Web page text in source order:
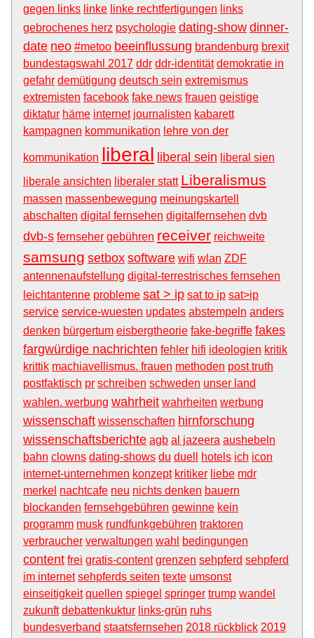
gegen links linke linke rechtfertigungen links
gebrochenes herz psychologie dating-showdinner-
date neo #metoo beeinflussung brandenburg brexit
bundestagswahl 2017 ddr ddr-identität demokratie in
gefahr demütigung deutsch sein extremismus
extremisten facebook fake news frauen geistige
diktatur häme internet journalisten kabarett
kampagnen kommunikation lehre von der
kommunikation liberal liberal sein liberal sien
liberale ansichten liberaler statt Liberalismus
massen massenbewegung meinungskartell
abschalten digital fernsehen digitalfernsehen dvb
dvb-s fernseher gebühren receiver reichweite
samsung setboxsoftware wifi wlan ZDF
antennenaufstellung digital-terrestrisches fernsehen
leichtantenne probleme sat > ip sat to ip sat>ip
service service-wuesten updates abstempeln anders
denken bürgertum eisbergtheorie fake-begriffe fakes
fargwürdige nachrichten fehler hifi ideologien kritik
krittik machiavellismus. frauen methoden post truth
postfaktisch pr schreiben schweden unser land
wahlen. werbung wahrheit wahrheiten werbung
wissenschaft wissenschaften hirnforschung
wissenschaftsberichte agb al jazeera aushebeln
bahn clowns dating-shows du duell hotels ich icon
internet-unternehmen konzept kritiker liebe mdr
merkel nachtcafe neu nichts denken bauern
blockanden fernsehgebühren gewinne kein
programm musk rundfunkgebühren traktoren
verbraucher verwaltungen wahl bedingungen
content frei gratis-content grenzen sehpferd sehpferd
im internet sehpferds seiten texte umsonst
einseitigkeit quellen spiegel springer trump wandel
zukunft debattenkuktur links-grün ruhs
bundesverband staatsfernsehen 2018 rückblick 2019